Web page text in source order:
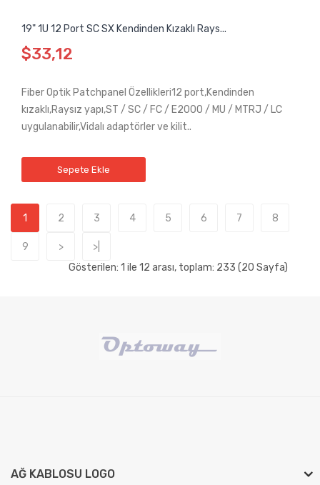
19" 1U 12 Port SC SX Kendinden Kızaklı Rays...
$33,12
Fiber Optik Patchpanel Özellikleri12 port,Kendinden
kızaklı,Raysız yapı,ST / SC / FC / E2000 / MU / MTRJ / LC
uygulanabilir,Vidalı adaptörler ve kilit..
Sepete Ekle
1 2 3 4 5 6 7 8
9 >
>|
Gösterilen: 1 ile 12 arası, toplam: 233 (20 Sayfa)
AĞ KABLOSU LOGO